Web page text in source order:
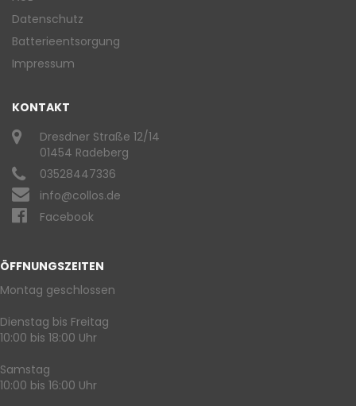
Datenschutz
Batterieentsorgung
Impressum
KONTAKT
Dresdner Straße 12/14
01454 Radeberg
03528447336
info@collos.de
Facebook
ÖFFNUNGSZEITEN
Montag geschlossen
Dienstag bis Freitag
10:00 bis 18:00 Uhr
Samstag
10:00 bis 16:00 Uhr